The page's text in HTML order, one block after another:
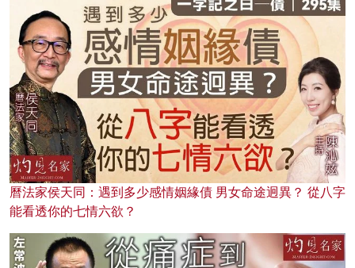
曆法家侯天同：遇到多少感情姻緣債 男女命途迥異？ 從八字
能看透你的七情六欲？